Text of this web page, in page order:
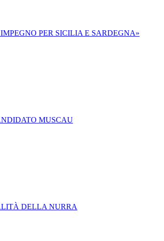
PER SICILIA E SARDEGNA»
MUSCAU
DELLA NURRA